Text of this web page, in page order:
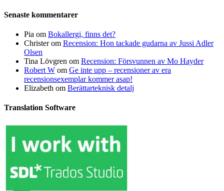
Senaste kommentarer
Pia om Bokallergi, finns det?
Christerom Recension: Hon tackade gudarna av Jussi Adler
Olsen
Tina Lövgren om Recension: Försvunnen av Mo Hayder
Robert W om Ge inte upp – recensioner av era
recensionsexemplar kommer asap!
Elizabeth om Berättarteknisk detalj
Translation Software